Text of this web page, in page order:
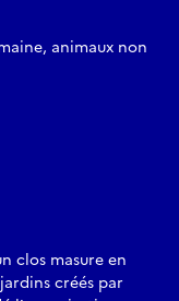
de la visite.
animaux non
clos masure en
créés par